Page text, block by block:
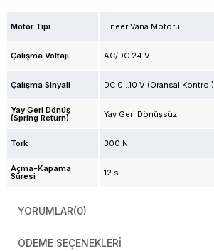
Motor Tipi Lineer Vana Motoru
Çalışma Voltajı AC/DC 24 V
Çalışma Sinyali DC 0...10 V (Oransal Kontrol)
Yay Geri Dönüş
(Spring Return) Yay Geri Dönüşsüz
Tork 300 N
Açma-Kapama
Süresi 12 s
YORUMLAR(0)
ÖDEME SEÇENEKLERI